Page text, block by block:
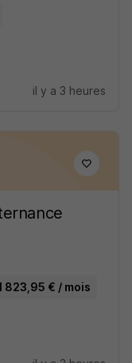
il y a 3 heures
823,95 € / mois